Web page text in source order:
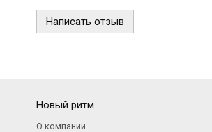
Написать отзыв
Новый ритм
О компании